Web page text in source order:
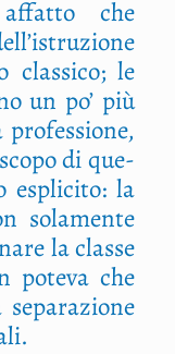
che
clas­si­co; le
un po’ più
di que­
espli­ci­to: la
sola­men­te
la clas­se
pote­va che